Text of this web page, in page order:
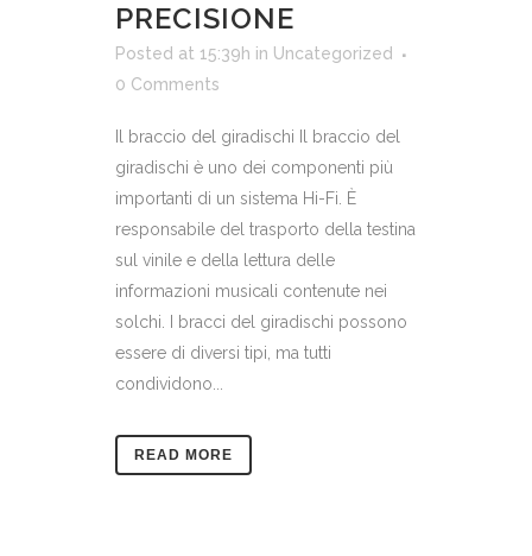
PRECISIONE
Posted at 15:39h in Uncategorized
0 Comments
Il braccio del giradischi Il braccio del
giradischi è uno dei componenti più
importanti di un sistema Hi-Fi. È
responsabile del trasporto della testina
sul vinile e della lettura delle
informazioni musicali contenute nei
solchi. I bracci del giradischi possono
essere di diversi tipi, ma tutti
condividono...
READ MORE